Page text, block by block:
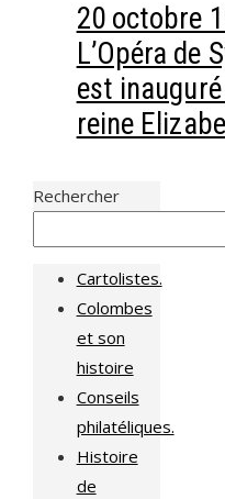
20 octobre
L’Opéra de
est
reine
Rechercher
Cartolistes.
Colombes
et son
histoire
Conseils
philatéliques.
Histoire
de